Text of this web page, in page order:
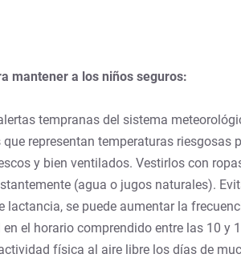
mantener a los niños seguros:
tempranas del sistema
representan temperaturas riesgosas
y bien ventilados. Vestirlos con
(agua o jugos naturales).
lactancia, se puede aumentar la
el horario comprendido entre las 10 y
física al aire libre los días de